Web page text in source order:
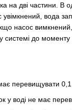
на дві частини. В
увімкнений, вода
насос
до моменту
перевищувати
у воді не має